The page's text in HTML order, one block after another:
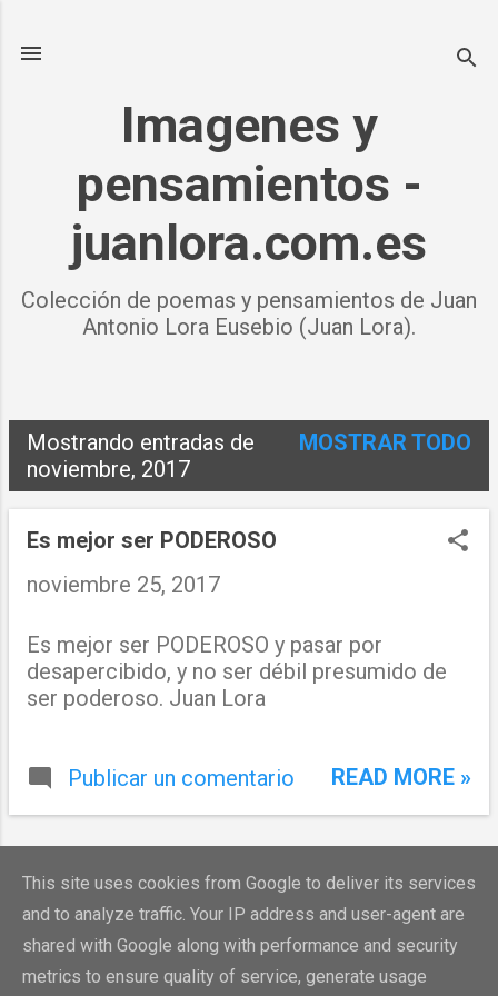
Imagenes y
pensamientos -
juanlora.com.es
Colección de poemas y pensamientos de Juan
Antonio Lora Eusebio (Juan Lora).
n
Mostrando entradas de
noviembre, 2017
MOSTRAR TODO
Es mejor ser PODEROSO
noviembre 25, 2017
Es mejor ser PODEROSO y pasar por
desapercibido, y no ser débil presumido de
ser poderoso. Juan Lora
Publicar un comentario READ MORE »
MÁS ENTRADAS
Con la tecnología de Blogger
This site uses cookies from Google to deliver its services
and to analyze traffic. Your IP address and user-agent are
shared with Google along with performance and security
metrics to ensure quality of service, generate usage